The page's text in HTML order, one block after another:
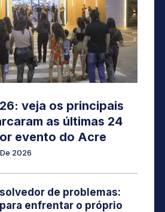
veja os principais
as últimas 24
evento do Acre
2026
de problemas:
enfrentar o próprio